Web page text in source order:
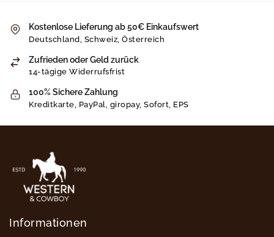
Kostenlose Lieferung ab 50€ Einkaufswert
Deutschland, Schweiz, Österreich
Zufrieden oder Geld zurück
14-tägige Widerrufsfrist
100% Sichere Zahlung
Kreditkarte, PayPal, giropay, Sofort, EPS
Informationen